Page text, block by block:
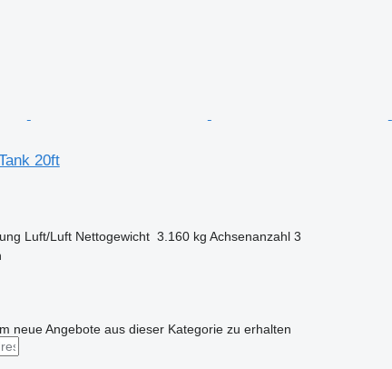
20ft
Luft/Luft Nettogewicht 3.160 kg Achsenanzahl 3
neue Angebote aus dieser Kategorie zu erhalten